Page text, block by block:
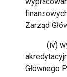
Zarząd
(iv)
Głównego